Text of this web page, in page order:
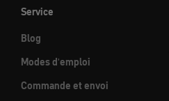
Service
Blog
Modes d'emploi
Commande et envoi